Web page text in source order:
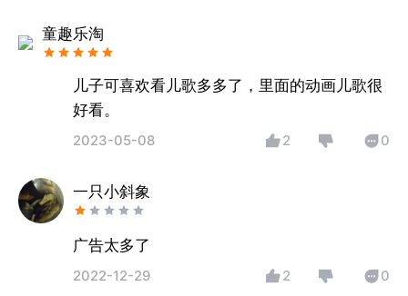
童趣乐淘
儿子可喜欢看儿歌多多了，里面的动画儿歌很
好看。
2023-05-08 2 0
一只小斜象
广告太多了
2022-12-29 2 0